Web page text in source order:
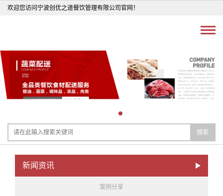
欢迎您访问宁波创优之道餐饮管理有限公司官网！
搜索
新闻资讯
案例分享